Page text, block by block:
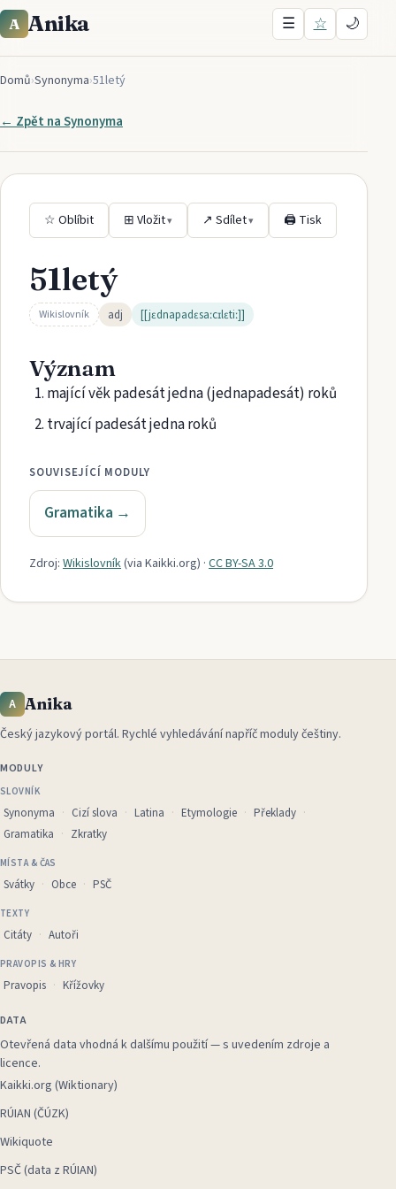
A Anika ☰ ☆ 🌙
Domů›Synonyma›51letý
← Zpět naSynonyma
☆ Oblíbit ⊞ Vložit▾ ↗ Sdílet▾ 🖨 Tisk
51letý
Wikislovník adj [[jɛdnapadɛsaːcɪlɛtiː]]
Význam
mající věk padesát jedna (jednapadesát) roků
trvající padesát jedna roků
SOUVISEJÍCÍ MODULY
Gramatika →
Zdroj: Wikislovník(via Kaikki.org) · CC BY-SA 3.0
A Anika
Český jazykový portál. Rychlé vyhledávání napříč moduly češtiny.
MODULY
SLOVNÍK
Synonyma Cizí slova Latina Etymologie
Překlady
Gramatika
Zkratky
MÍSTA & ČAS
Svátky Obce PSČ
TEXTY
Citáty Autoři
PRAVOPIS & HRY
Pravopis Křížovky
DATA
Otevřená data vhodná k dalšímu použití — s uvedením zdroje a
licence.
Kaikki.org (Wiktionary)
RÚIAN (ČÚZK)
Wikiquote
PSČ (data z RÚIAN)